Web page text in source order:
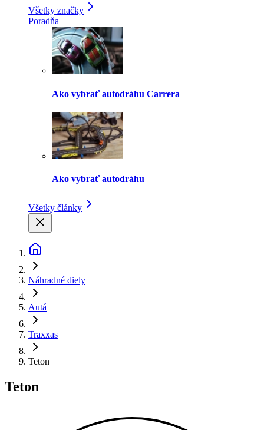
Všetky značky
Poradňa
Ako vybrať autodráhu Carrera
Ako vybrať autodráhu
Všetky články
Náhradné diely
Autá
Traxxas
Teton
Teton